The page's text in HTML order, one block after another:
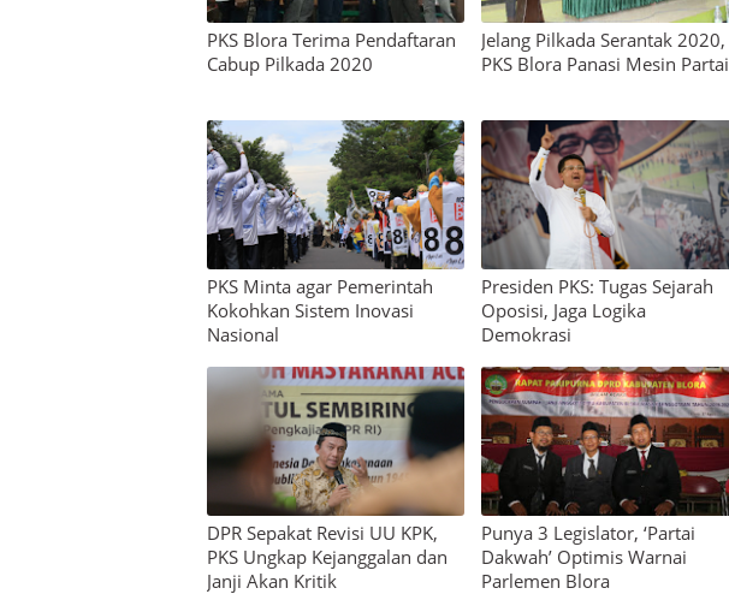
PKS Blora Terima Pendaftaran
Cabup Pilkada 2020
Jelang Pilkada Serantak 2020,
PKS Blora Panasi Mesin Partai
PKS Minta agar Pemerintah
Kokohkan Sistem Inovasi
Nasional
Presiden PKS: Tugas Sejarah
Oposisi, Jaga Logika
Demokrasi
DPR Sepakat Revisi UU KPK,
PKS Ungkap Kejanggalan dan
Janji Akan Kritik
Punya 3 Legislator, ‘Partai
Dakwah’ Optimis Warnai
Parlemen Blora